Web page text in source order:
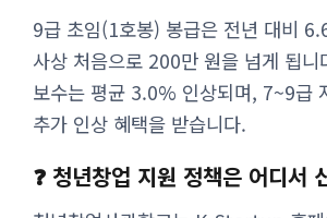
9급 초임(1호봉) 봉급은 전년 대비
사상 처음으로 200만 원을 넘게 됩니
보수는 평균 3.0% 인상되며, 7~9급
추가 인상 혜택을 받습니다.
❓ 청년창업 지원 정책은 어디서